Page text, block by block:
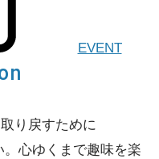
EVENT
取り戻すために
心ゆくまで趣味を楽